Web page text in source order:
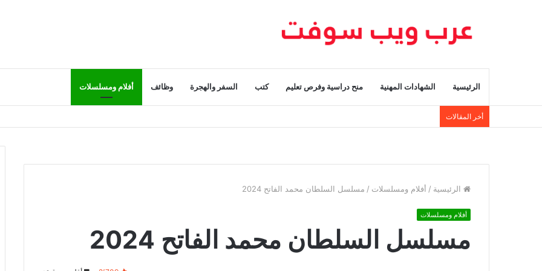
الرئيسية الشهادات المهنية منح دراسية وفرص تعليم كتب السفر والهجرة وظائف أفلام ومسلسلات
أخر المقالات
الرئيسية / أفلام ومسلسلات / مسلسل السلطان محمد الفاتح 2024
أفلام ومسلسلات
مسلسل السلطان محمد الفاتح 2024